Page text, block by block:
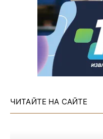
ЧИТАЙТЕ НА САЙТЕ